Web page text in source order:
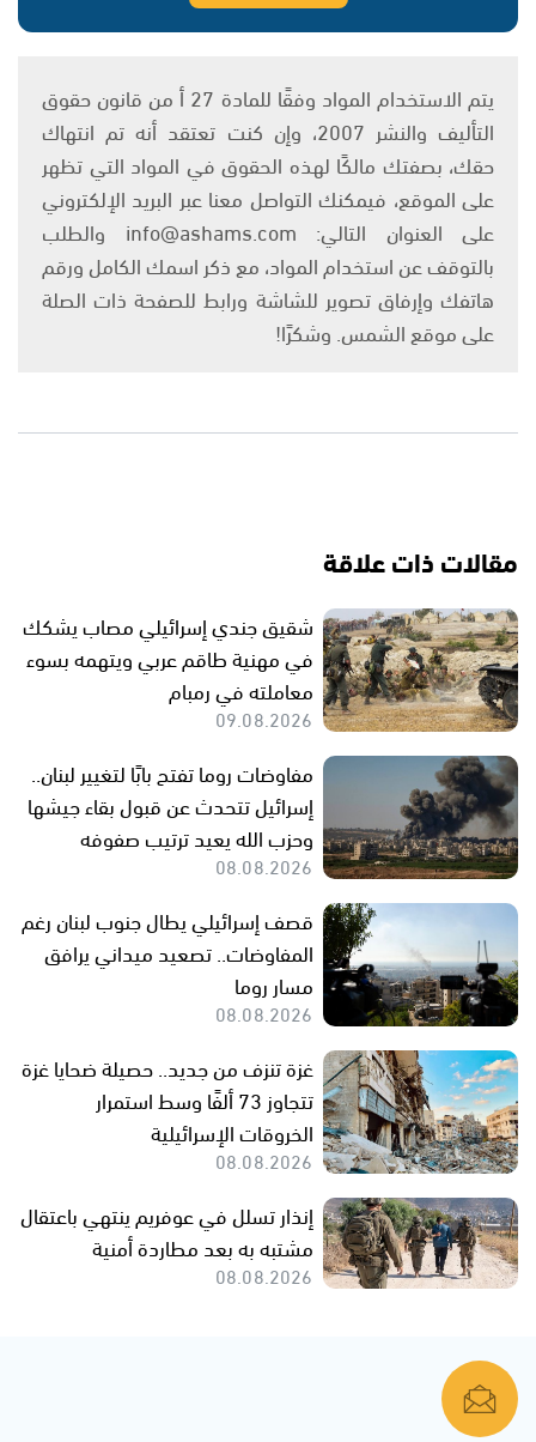
يتم الاستخدام المواد وفقًا للمادة 27 أ من قانون حقوق
التأليف والنشر 2007، وإن كنت تعتقد أنه تم انتهاك
حقك، بصفتك مالكًا لهذه الحقوق في المواد التي تظهر
على الموقع، فيمكنك التواصل معنا عبر البريد الإلكتروني
على العنوان التالي: info@ashams.com والطلب
بالتوقف عن استخدام المواد، مع ذكر اسمك الكامل ورقم
هاتفك وإرفاق تصوير للشاشة ورابط للصفحة ذات الصلة
على موقع الشمس. وشكرًا!
مقالات ذات علاقة
شقيق جندي إسرائيلي مصاب يشكك
في مهنية طاقم عربي ويتهمه بسوء
معاملته في رمبام
09.08.2026
مفاوضات روما تفتح بابًا لتغيير لبنان..
إسرائيل تتحدث عن قبول بقاء جيشها
وحزب الله يعيد ترتيب صفوفه
08.08.2026
قصف إسرائيلي يطال جنوب لبنان رغم
المفاوضات.. تصعيد ميداني يرافق
مسار روما
08.08.2026
غزة تنزف من جديد.. حصيلة ضحايا غزة
تتجاوز 73 ألفًا وسط استمرار
الخروقات الإسرائيلية
08.08.2026
إنذار تسلل في عوفريم ينتهي باعتقال
مشتبه به بعد مطاردة أمنية
08.08.2026